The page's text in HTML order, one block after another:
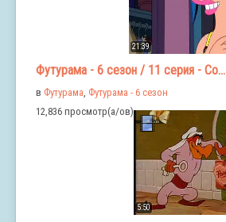
21:39
Футурама - 6 сезон / 11 серия - Со...
в Футурама, Футурама - 6 сезон
12,836 просмотр(а/ов)
5:50